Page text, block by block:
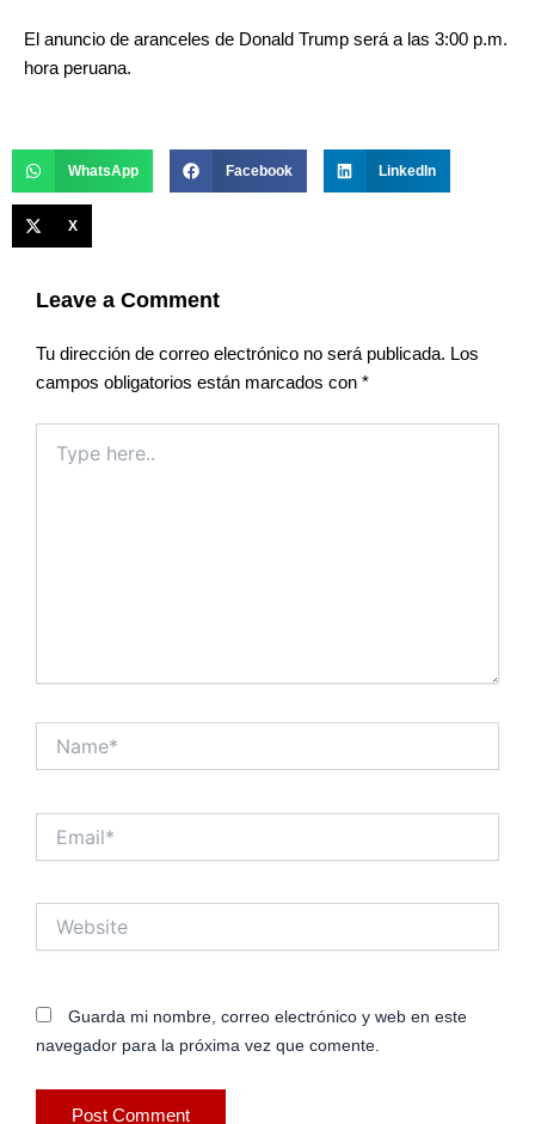
El anuncio de aranceles de Donald Trump será a las 3:00 p.m.
hora peruana.
WhatsApp Facebook LinkedIn
X
Leave a Comment
Tu dirección de correo electrónico no será publicada. Los
campos obligatorios están marcados con *
here..
Guarda mi nombre, correo electrónico y web en este
navegador para la próxima vez que comente.